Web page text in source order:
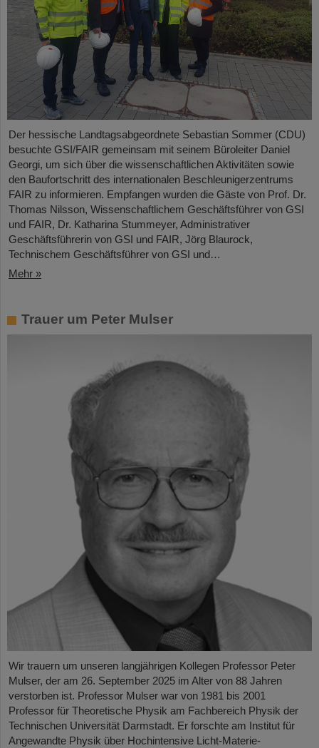
Der hessische Landtagsabgeordnete Sebastian Sommer (CDU)
besuchte GSI/FAIR gemeinsam mit seinem Büroleiter Daniel
Georgi, um sich über die wissenschaftlichen Aktivitäten sowie
den Baufortschritt des internationalen Beschleunigerzentrums
FAIR zu informieren. Empfangen wurden die Gäste von Prof. Dr.
Thomas Nilsson, Wissenschaftlichem Geschäftsführer von GSI
und FAIR, Dr. Katharina Stummeyer, Administrativer
Geschäftsführerin von GSI und FAIR, Jörg Blaurock,
Technischem Geschäftsführer von GSI und…
Mehr »
Trauer um Peter Mulser
Wir trauern um unseren langjährigen Kollegen Professor Peter
Mulser, der am 26. September 2025 im Alter von 88 Jahren
verstorben ist. Professor Mulser war von 1981 bis 2001
Professor für Theoretische Physik am Fachbereich Physik der
Technischen Universität Darmstadt. Er forschte am Institut für
Angewandte Physik über Hochintensive Licht-Materie-